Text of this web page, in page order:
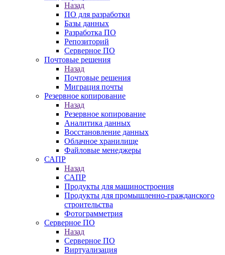
Назад
ПО для разработки
Базы данных
Разработка ПО
Репозиторий
Серверное ПО
Почтовые решения
Назад
Почтовые решения
Миграция почты
Резервное копирование
Назад
Резервное копирование
Аналитика данных
Восстановление данных
Облачное хранилище
Файловые менеджеры
САПР
Назад
САПР
Продукты для машиностроения
Продукты для промышленно-гражданского
строительства
Фотограмметрия
Серверное ПО
Назад
Серверное ПО
Виртуализация